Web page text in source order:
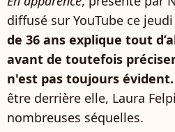
diffusé sur YouTube ce
de 36 ans explique tout
avant de toutefois
n'est pas toujours évident.
être derrière elle, Laura
nombreuses séquelles.